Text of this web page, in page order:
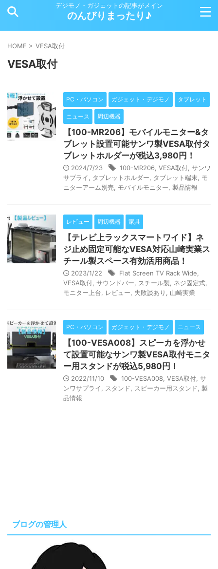
デジモノ・ガジェットの記事がメイン
のんびりまったり♪
HOME > VESA取付
VESA取付
PC・パソコン ガジェット・デジモノ タブレット
ニュース 周辺機器
【100-MR206】モバイルモニター&タ
ブレット設置可能サンワ製VESA取付タ
ブレットホルダーが税込3,980円！
2024/7/23 100-MR206 VESA取付 サンワ
サプライ
タブレットホルダー タブレット端末
モ
ニターアーム別売
モバイルモニター 製品情報
レビュー 周辺機器 家具
【テレビ上ラックスマートワイド】ネ
ジ止め固定可能なVESA対応山崎実業ス
チール製スペース有効活用商品！
2023/1/22 Flat Screen TV Rack Wide
VESA取付 サウンドバー スチール製 ネジ固定式
モニター上台
レビュー 失敗談あり 山崎実業
PC・パソコン ガジェット・デジモノ ニュース
【100-VESA008】スピーカを浮かせ
て設置可能なサンワ製VESA取付モニタ
ー用スタンドが税込5,980円！
2022/11/10 100-VESA008 VESA取付 サ
ンワサプライ
スタンド スピーカー用スタンド
製
品情報
ブログの管理人